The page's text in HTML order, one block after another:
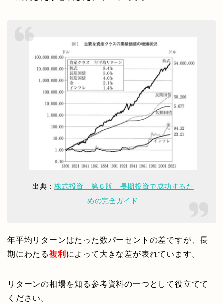
出典：株式投資 第６版 長期投資で成功するた
めの完全ガイド
年平均リターンはたった数パーセントの差ですが、長
期にわたる複利 によって大きな差が表れています。
リターンの相場を知る参考資料の一つとして役立てて
ください。